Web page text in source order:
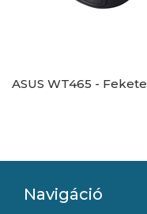
ASUS WT465 - Fekete
Navigáció